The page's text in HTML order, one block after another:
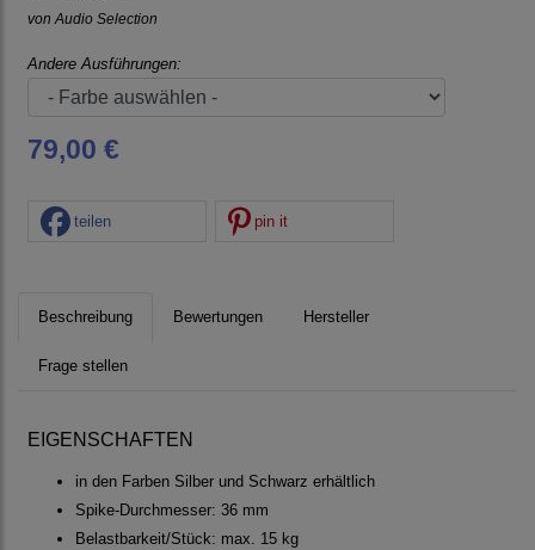
von Audio Selection
Andere Ausführungen:
79,00 €
teilen pin it
Beschreibung Bewertungen Hersteller
Frage stellen
EIGENSCHAFTEN
in den Farben Silber und Schwarz erhältlich
Spike-Durchmesser: 36 mm
Belastbarkeit/Stück: max. 15 kg